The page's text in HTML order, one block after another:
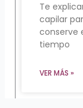
Te
capilar
conserve
tiempo
VER MÁS »